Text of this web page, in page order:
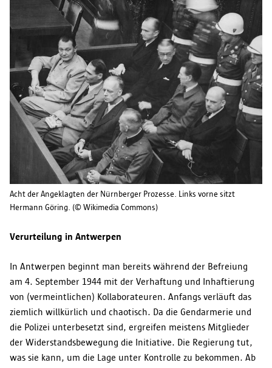
Acht der Angeklagten der Nürnberger Prozesse. Links vorne sitzt
Hermann Göring. (© Wikimedia Commons)
Verurteilung in Antwerpen
In Antwerpen beginnt man bereits während der Befreiung
am 4. September 1944 mit der Verhaftung und Inhaftierung
von (vermeintlichen) Kollaborateuren. Anfangs verläuft das
ziemlich willkürlich und chaotisch. Da die Gendarmerie und
die Polizei unterbesetzt sind, ergreifen meistens Mitglieder
der Widerstandsbewegung die Initiative. Die Regierung tut,
was sie kann, um die Lage unter Kontrolle zu bekommen. Ab